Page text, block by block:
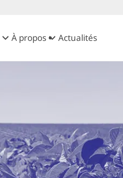
À propos Actualités